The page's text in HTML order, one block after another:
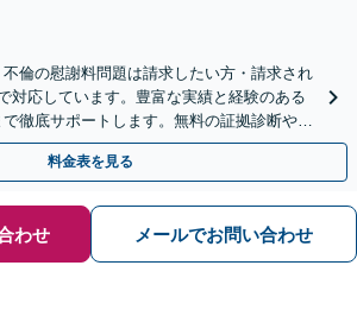
不倫の慰謝料問題は請求したい方・請求され
対応しています。豊富な実績と経験のある
徹底サポートします。無料の証拠診断や着
ので安心してご相談ください。
料金表を見る
わせ メールでお問い合わせ